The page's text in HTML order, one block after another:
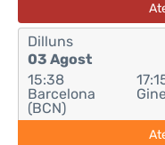
Dilluns
03 Agost
15:38
Barcelona
(BCN)